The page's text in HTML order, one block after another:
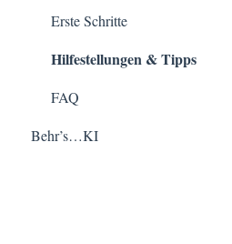
FAQ
Hilfestellungen & Tipps
FAQ
Erste Schritte
Hilfestellungen & Tipps
FAQ
Behr’s…KI